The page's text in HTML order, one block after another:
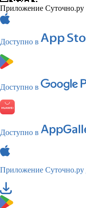
Приложение Суточно.ру
Доступно в
Доступно в
Доступно в
Приложение Суточно.ру